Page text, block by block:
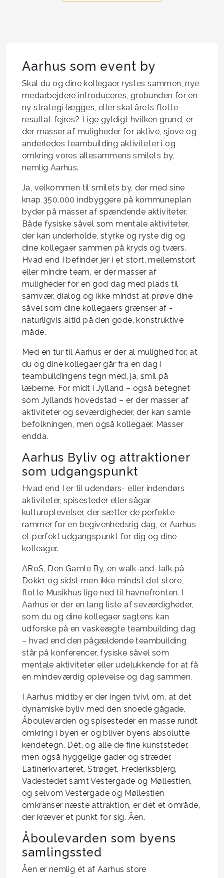
Aarhus som event by
Skal du og dine kollegaer rystes sammen, nye
medarbejdere introduceres, grobunden for en
ny strategi lægges, eller skal årets flotte
resultat fejres? Lige gyldigt hvilken grund, er
der masser af muligheder for aktive, sjove og
anderledes teambuilding aktiviteter i og
omkring vores allesammens smilets by,
nemlig Aarhus.
Ja, velkommen til smilets by, der med sine
knap 350.000 indbyggere på kommuneplan
byder på masser af spændende aktiviteter.
Både fysiske såvel som mentale aktiviteter,
der kan underholde, styrke og ryste dig og
dine kollegaer sammen på kryds og tværs.
Hvad end I befinder jer i et stort, mellemstort
eller mindre team, er der masser af
muligheder for en god dag med plads til
samvær, dialog og ikke mindst at prøve dine
såvel som dine kollegaers grænser af -
naturligvis altid på den gode, konstruktive
måde.
Med en tur til Aarhus er der al mulighed for, at
du og dine kollegaer går fra en dag i
teambuildingens tegn med, ja, smil på
læberne. For midt i Jylland – også betegnet
som Jyllands hovedstad – er der masser af
aktiviteter og seværdigheder, der kan samle
befolkningen, men også kollegaer. Masser
endda.
Aarhus Byliv og attraktioner
som udgangspunkt
Hvad end I er til udendørs- eller indendørs
aktiviteter, spisesteder eller sågar
kulturoplevelser, der sætter de perfekte
rammer for en begivenhedsrig dag, er Aarhus
et perfekt udgangspunkt for dig og dine
kolleager.
ARoS, Den Gamle By, en walk-and-talk på
Dokk1 og sidst men ikke mindst det store,
flotte Musikhus lige ned til havnefronten. I
Aarhus er der en lang liste af seværdigheder,
som du og dine kollegaer sagtens kan
udforske på en vaskeægte teambuilding dag
– hvad end den pågældende teambuilding
står på konferencer, fysiske såvel som
mentale aktiviteter eller udelukkende for at få
en mindeværdig oplevelse og dag sammen.
I Aarhus midtby er der ingen tvivl om, at det
dynamiske byliv med den snoede gågade,
Åboulevarden og spisesteder en masse rundt
omkring i byen er og bliver byens absolutte
kendetegn. Dét, og alle de fine kunststeder,
men også hyggelige gader og stræder.
Latinerkvarteret, Strøget, Frederiksbjerg,
Vadestedet samt Vestergade og Møllestien,
og selvom Vestergade og Møllestien
omkranser næste attraktion, er det et område,
der kræver et punkt for sig. Åen.
Åboulevarden som byens
samlingssted
Åen er nemlig ét af Aarhus store